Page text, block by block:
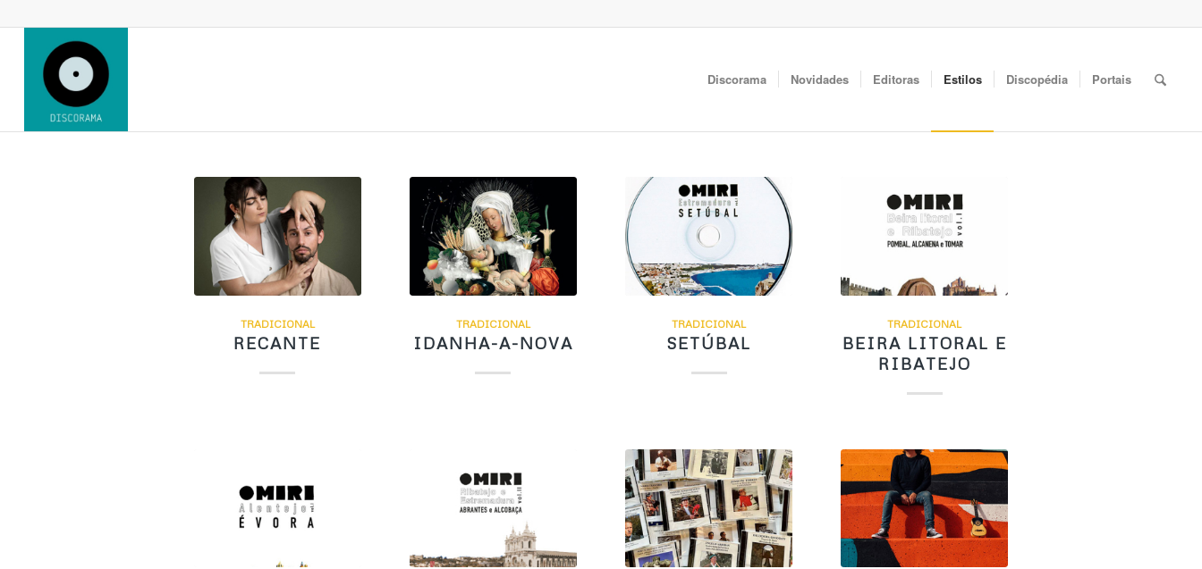
Discorama Novidades Editoras Estilos Discopédia Portais
TRADICIONAL
RECANTE
TRADICIONAL
IDANHA-A-NOVA
TRADICIONAL
SETÚBAL
TRADICIONAL
BEIRA LITORAL E
RIBATEJO